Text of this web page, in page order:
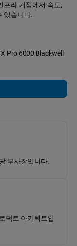
프라 거점에서 속도,
있습니다.
Pro 6000 Blackwell
부사장입니다.
덕트 아키텍트입